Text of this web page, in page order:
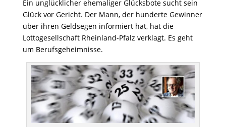
Ein unglücklicher ehemaliger Glücksbote sucht sein
Glück vor Gericht. Der Mann, der hunderte Gewinner
über ihren Geldsegen informiert hat, hat die
Lottogesellschaft Rheinland-Pfalz verklagt. Es geht
um Berufsgeheimnisse.